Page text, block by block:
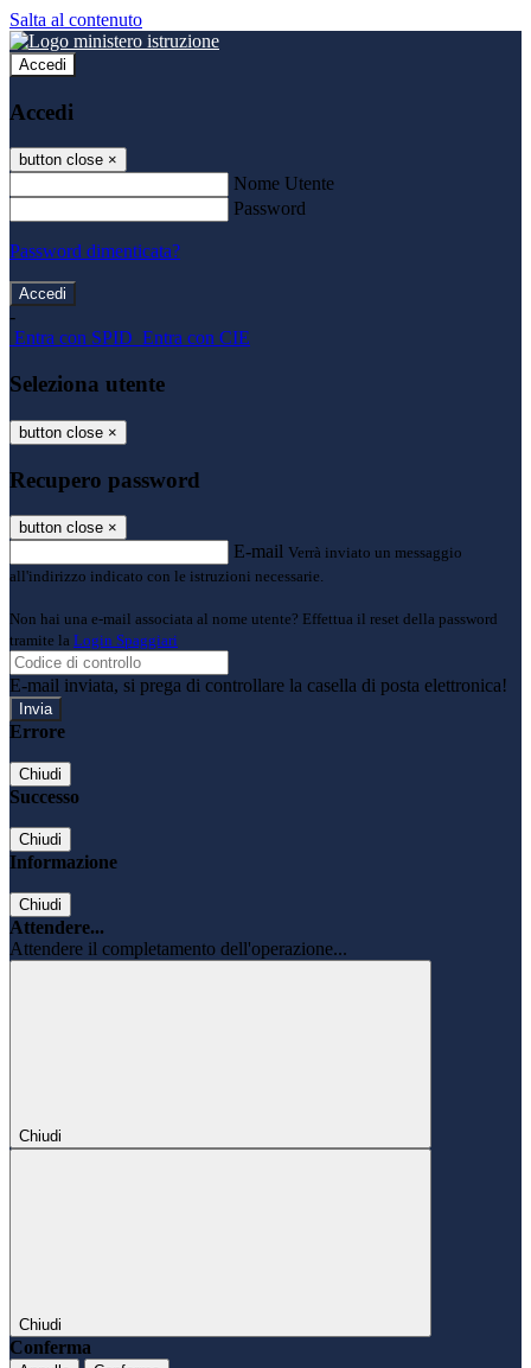
Salta al contenuto
Accedi
Accedi
button close ×
Nome Utente
Password
Password dimenticata?
-
Entra con SPID Entra con CIE
Seleziona utente
button close ×
Recupero password
button close ×
E-mail Verrà inviato un messaggio
all'indirizzo indicato con le istruzioni necessarie.
Non hai una e-mail associata al nome utente? Effettua il reset della password
tramite la Login Spaggiari
E-mail inviata, si prega di controllare la casella di posta elettronica!
Errore
Chiudi
Successo
Chiudi
Informazione
Chiudi
Attendere...
Attendere il completamento dell'operazione...
Chiudi
Chiudi
Conferma